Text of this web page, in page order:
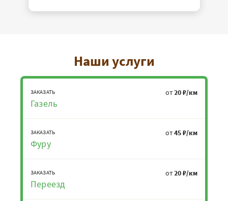
Наши услуги
ЗАКАЗАТЬ
Газель
от20 ₽/км
ЗАКАЗАТЬ
Фуру
от45 ₽/км
ЗАКАЗАТЬ
Переезд
от20 ₽/км